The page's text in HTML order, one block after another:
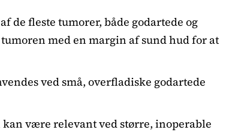
de fleste tumorer, både godartede og
med en margin af sund hud for at
ved små, overfladiske godartede
være relevant ved større, inoperable